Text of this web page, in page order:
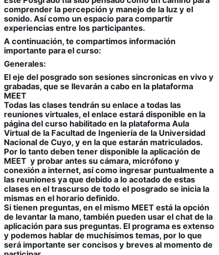
comprender la percepción y manejo de la luz y el
sonido. Así como un espacio para compartir
experiencias entre los participantes.
A continuación, te compartimos información
importante para el curso:
Generales:
El eje del posgrado son sesiones sincronicas en vivo y
grabadas, que se llevarán a cabo en la plataforma
MEET
Todas las clases tendrán su enlace a todas las
reuniones virtuales, el enlace estará disponible en la
página del curso habilitado en la plataforma Aula
Virtual de la Facultad de Ingeniería de la Universidad
Nacional de Cuyo, y en la que estarán matriculados.
Por lo tanto deben tener disponible la aplicación de
MEET y probar antes su cámara, micrófono y
conexión a internet, así como ingresar puntualmente a
las reuniones ya que debido a lo acotado de estas
clases en el trascurso de todo el posgrado se inicia la
mismas en el horario definido.
Si tienen preguntas, en el mismo MEET está la opción
de levantar la mano, también pueden usar el chat de la
aplicación para sus preguntas. El programa es extenso
y podemos hablar de muchísimos temas, por lo que
será importante ser concisos y breves al momento de